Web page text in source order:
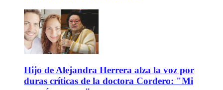
Hijo de Alejandra Herrera alza la voz por
duras críticas de la doctora Cordero: "Mi